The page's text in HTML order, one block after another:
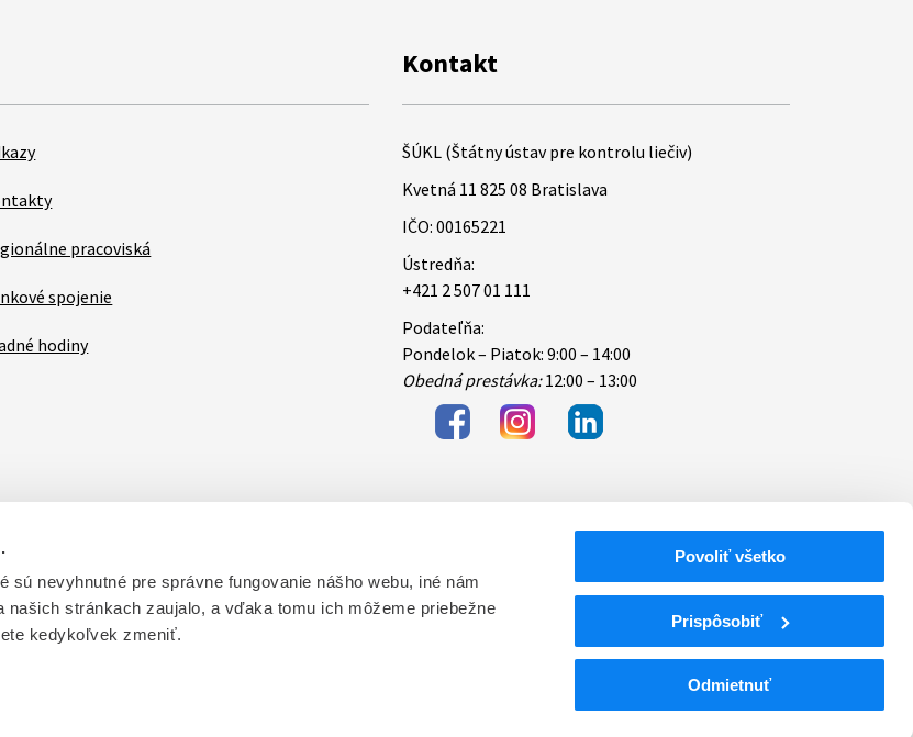
sú nevyhnutné pre správne fungovanie nášho webu, iné nám
našich stránkach zaujalo, a vďaka tomu ich môžeme priebežne
kedykoľvek zmeniť.
Povoliť všetko
Prispôsobiť
Odmietnuť
pracoviská
spojenie
hodiny
Kontakt
ŠÚKL (Štátny ústav pre kontrolu liečiv)
Kvetná 11 825 08 Bratislava
IČO: 00165221
Ústredňa:
+421 2 507 01 111
Podateľňa:
Pondelok – Piatok: 9:00 – 14:00
Obedná prestávka:12:00 – 13:00
RSS Oznamy Databázy a servis Základné zásady bezpečnosti
Vytvorené v súlade s Jednotným dizajn manuálom elektronických